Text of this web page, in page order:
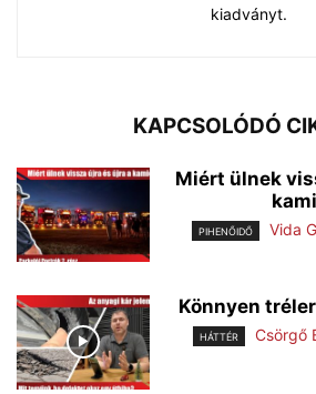
kiadványt.
KAPCSOLÓDÓ
Miért ülnek
PIHENŐIDŐ Vida
Könnyen
HÁTTÉR Csörgő